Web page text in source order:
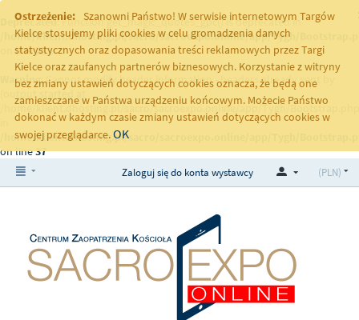
Deprecated: Function get_magic_quotes_gpc() is deprecated in
/home/klient.dhosting.pl/sacro/sacroexpo.online/app/Tygh/
on line251
Warning: Cannot modify header information - headers already sent by
(output started at
/home/klient.dhosting.pl/sacro/sacroexpo.online/app/Tygh/
/home/klient.dhosting.pl/sacro/sacroexpo.online/app/Tygh/
on line37
Ostrzeżenie:
Szanowni Państwo! W serwisie internetowym Targów
Kielce stosujemy pliki cookies w celu gromadzenia danych
statystycznych oraz dopasowania treści reklamowych przez Targi
Kielce oraz zaufanych partnerów biznesowych. Korzystanie z witryny
bez zmiany ustawień dotyczących cookies oznacza, że będą one
zamieszczane w Państwa urządzeniu końcowym. Możecie Państwo
dokonać w każdym czasie zmiany ustawień dotyczących cookies w
swojej przeglądarce.OK
(PLN)
Zaloguj się do konta wystawcy